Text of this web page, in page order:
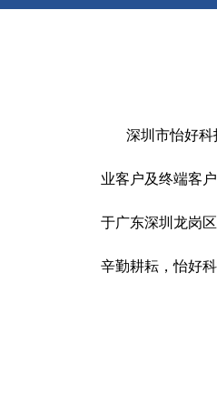
深圳市怡好科
业客户及终端客
于广东深圳龙岗
辛勤耕耘，怡好